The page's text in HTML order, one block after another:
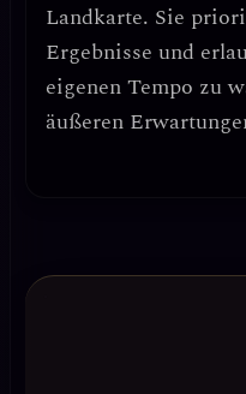
Landkarte. Sie
Ergebnisse und
eigenen Tempo zu
äußeren